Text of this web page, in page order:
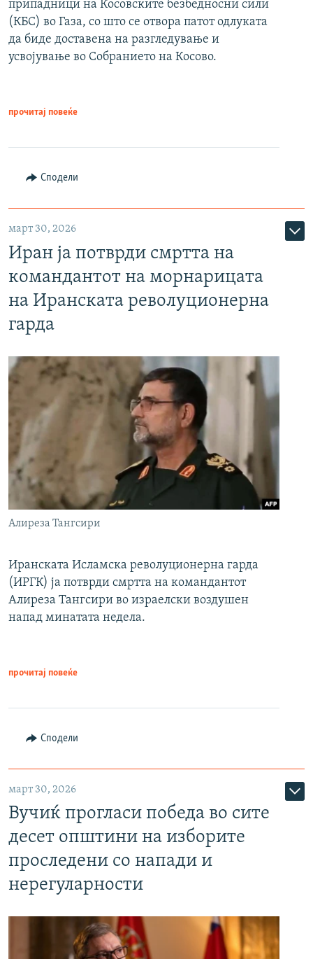
припадници на Косовските безбедносни сили
(КБС) во Газа, со што се отвора патот одлуката
да биде доставена на разгледување и
усвојување во Собранието на Косово.
прочитај повеќе
Сподели
март 30, 2026
Иран ја потврди смртта на
командантот на морнарицата
на Иранската револуционерна
гарда
Алиреза Тангсири
Иранската Исламска револуционерна гарда
(ИРГК) ја потврди смртта на командантот
Алиреза Тангсири во израелски воздушен
напад минатата недела.
прочитај повеќе
Сподели
март 30, 2026
Вучиќ прогласи победа во сите
десет општини на изборите
проследени со напади и
нерегуларности